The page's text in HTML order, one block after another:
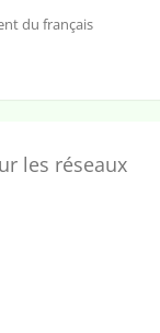
du français
les réseaux